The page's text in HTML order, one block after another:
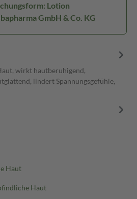
Lotion
GmbH & Co. KG
wirkt hautberuhigend,
lindert Spannungsgefühle,
Haut
Haut